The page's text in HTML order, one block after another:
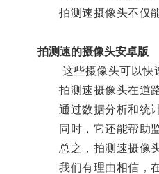
拍测速摄像头不仅能
拍测速的摄像头安卓版
这些摄像头可以快速
拍测速摄像头在道路
通过数据分析和统计
同时，它还能帮助监
总之，拍测速摄像头
我们有理由相信，在